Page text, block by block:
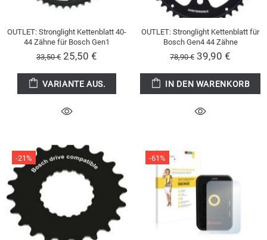
OUTLET: Stronglight Kettenblatt 40-
44 Zähne für Bosch Gen1
33,50 € 25,50 €
VARIANTE AUS.
OUTLET: Stronglight Kettenblatt für
Bosch Gen4 44 Zähne
78,90 € 39,90 €
IN DEN WARENKORB
-21% -61%